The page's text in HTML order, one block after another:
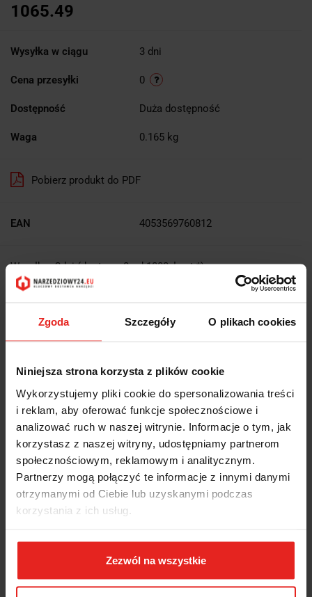
Zgoda Szczegóły O plikach cookies
Niniejsza strona korzysta z plików cookie
Wykorzystujemy pliki cookie do spersonalizowania treści
i reklam, aby oferować funkcje społecznościowe i
analizować ruch w naszej witrynie. Informacje o tym, jak
korzystasz z naszej witryny, udostępniamy partnerom
społecznościowym, reklamowym i analitycznym.
Partnerzy mogą połączyć te informacje z innymi danymi
otrzymanymi od Ciebie lub uzyskanymi podczas
korzystania z ich usług.
Zezwól na wszystkie
1065.49
Wysyłka w ciągu 3 dni
Cena przesyłki 0
Dostępność Duża dostępność
Waga 0.165 kg
Pobierz produkt do PDF
EAN 4053569760812
Wysyłka+2dni (dostawa 0 od 1000zł net.*)
OPIS
INFORMACJE DOT.
BEZPIECZEŃSTWA
OPINIE I OCENY (0)
Zestaw tulejek zaciskowych DIN 6499-B ER11 1-7mm 42 16905 234
system ER
możliwe krótkie mocowanie wierteł krętych na skosie
do mocowania do maks. 1mm poniżej średniej nominalnej (ER